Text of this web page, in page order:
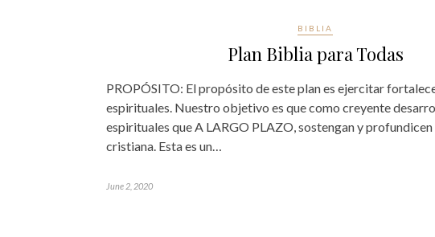
BIBLIA
Plan Biblia para Todas
PROPÓSITO: El propósito de este plan es ejercitar
espirituales. Nuestro objetivo es que como creyente
espirituales que A LARGO PLAZO, sostengan y profundicen
cristiana. Esta es un…
June 2, 2020